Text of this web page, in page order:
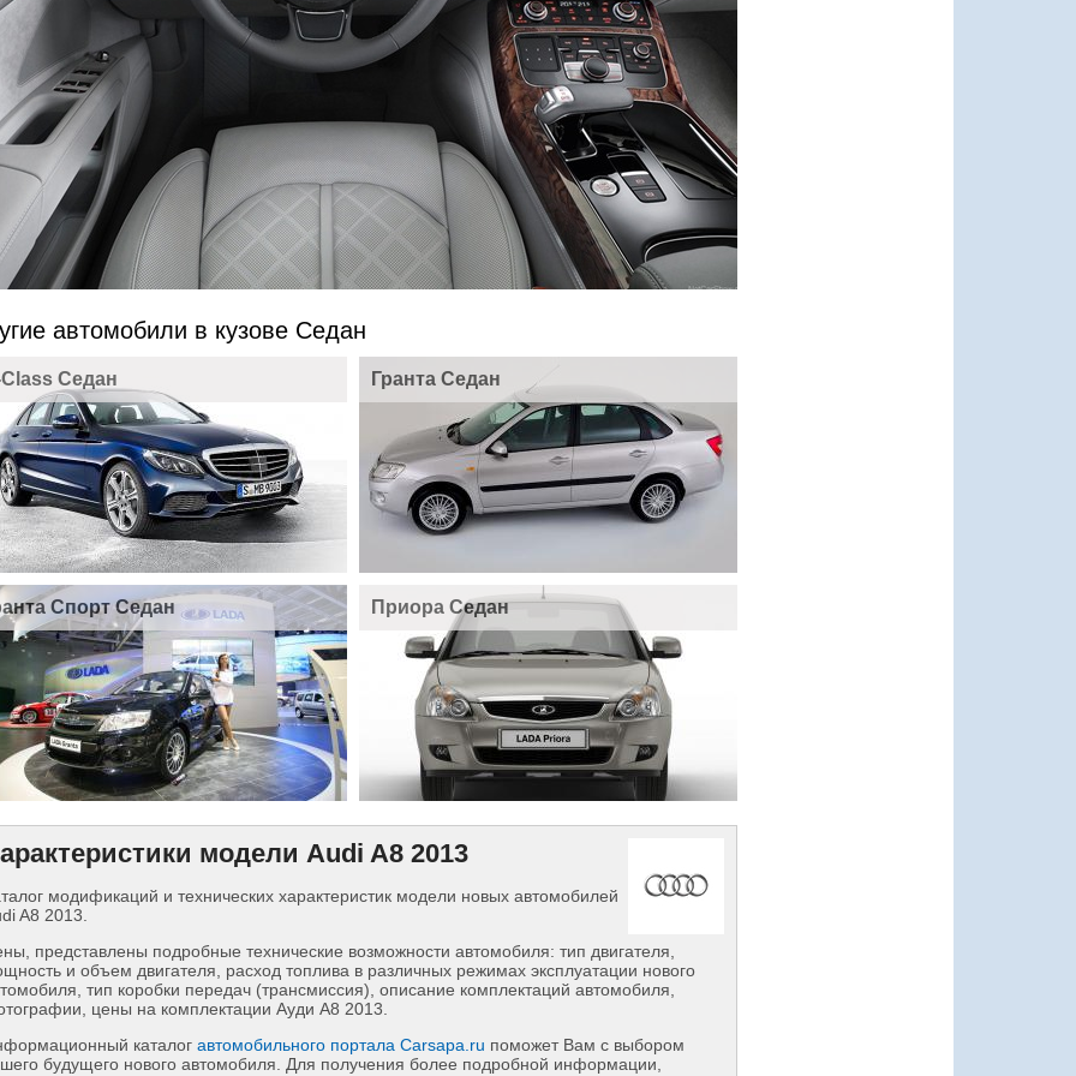
автомобили в кузове Седан
Седан Гранта Седан
Спорт Седан Приора Седан
модели Audi A8 2013
модификаций и технических характеристик модели новых автомобилей
A8 2013.
представлены подробные технические возможности автомобиля: тип двигателя,
и объем двигателя, расход топлива в различных режимах эксплуатации нового
тип коробки передач (трансмиссия), описание комплектаций автомобиля,
цены на комплектации Ауди А8 2013.
каталог автомобильного портала Carsapa.ru поможет Вам с выбором
будущего нового автомобиля. Для получения более подробной информации,